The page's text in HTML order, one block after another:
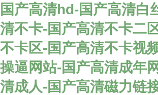
国产高清hd-国产高清白
清不卡-国产高清不卡二
不卡区-国产高清不卡视
操逼网站-国产高清成年
清成人-国产高清磁力链